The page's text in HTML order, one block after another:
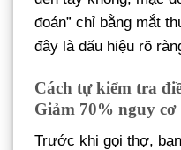
đoán” chỉ bằng mắt
đây là dấu hiệu rõ
Cách tự kiểm tra
Giảm 70% nguy cơ
Trước khi gọi thợ,